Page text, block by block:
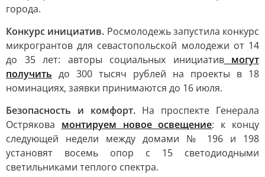
города.
Конкурс инициатив. Росмолодежь запустила конкурс
микрогрантов для севастопольской молодежи от 14
до 35 лет: авторы социальных инициативмогут
получить до 300 тысяч рублей на проекты в 18
номинациях, заявки принимаются до 16 июля.
Безопасность и комфорт. На проспекте Генерала
Острякова монтируем новое освещение: к концу
следующей недели между домами № 196 и 198
установят восемь опор с 15 светодиодными
светильниками теплого спектра.